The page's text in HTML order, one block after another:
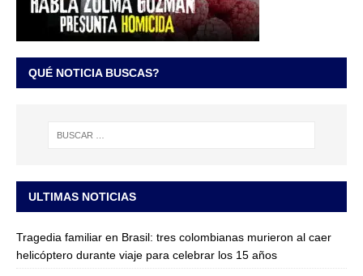
QUÉ NOTICIA BUSCAS?
ULTIMAS NOTICIAS
Tragedia familiar en Brasil: tres colombianas murieron al caer
helicóptero durante viaje para celebrar los 15 años